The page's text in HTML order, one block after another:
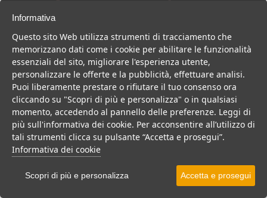
una vacanza indimenticabile.
Trova la soluzione migliore per la tua prossima
vacanza.
Noi di belsalento.it abbiamo selezionato per te le migliori mete, i
migliori servizi, le migliori offerte per il tuo prossimo viaggio.
Informativa
Questo sito Web utilizza strumenti di tracciamento che
memorizzano dati come i cookie per abilitare le funzionalità
essenziali del sito, migliorare l'esperienza utente,
personalizzare le offerte e la pubblicità, effettuare analisi.
Puoi liberamente prestare o rifiutare il tuo consenso ora
cliccando su "Scopri di più e personalizza" o in qualsiasi
momento, accedendo al pannello delle preferenze. Leggi di
più sull'informativa dei cookie. Per acconsentire all’utilizzo di
tali strumenti clicca su pulsante “Accetta e prosegui”.
Informativa dei cookie
Scopri di più e personalizza Accetta e prosegui